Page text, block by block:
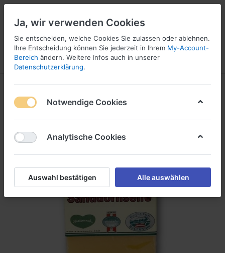
Menü Anmelden Vergleichen Wunschliste
Ja, wir verwenden Cookies
Sie entscheiden, welche Cookies Sie zulassen oder ablehnen.
Ihre Entscheidung können Sie jederzeit in Ihrem My-Account-
Bereich ändern. Weitere Infos auch in unserer
Datenschutzerklärung.
Notwendige Cookies
Analytische Cookies
Auswahl bestätigen Alle auswählen